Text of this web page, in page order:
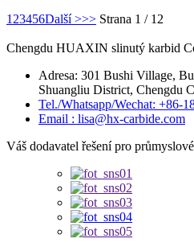
1 23456Další >>> Strana 1 / 12
Chengdu HUAXIN slinutý karbid
Adresa: 301 Bushi Village,
Shuangliu District, Chengdu
Tel./Whatsapp/Wechat: +86-
Email : lisa@hx-carbide.com
Váš dodavatel řešení pro